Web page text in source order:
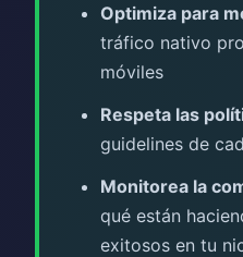
Optimiza para
tráfico nativo
móviles
Respeta las
guidelines de
Monitorea la
qué están
exitosos en tu